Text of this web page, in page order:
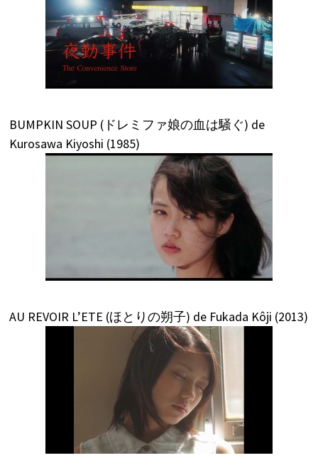
BUMPKIN SOUP (ドレミファ娘の血は騒ぐ) de
Kurosawa Kiyoshi (1985)
AU REVOIR L’ETE (ほとりの朔子) de Fukada Kôji (2013)